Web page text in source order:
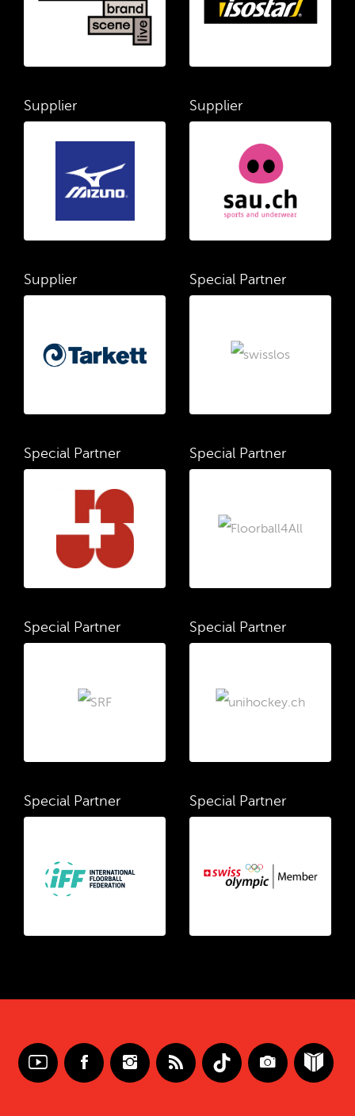
Supplier Supplier
Supplier Special Partner
Special Partner Special Partner
Special Partner Special Partner
Special Partner Special Partner